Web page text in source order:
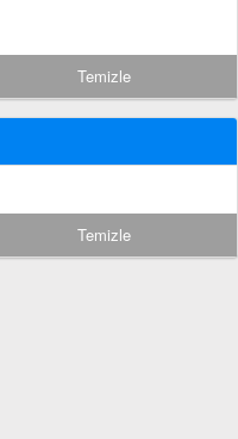
Temizle
Temizle